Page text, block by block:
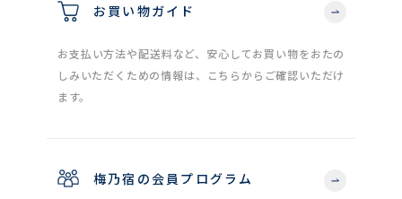
お買い物ガイド
お支払い方法や配送料など、安心してお買い物をおたの
しみいただくための情報は、こちらからご確認いただけ
ます。
梅乃宿の会員プログラム